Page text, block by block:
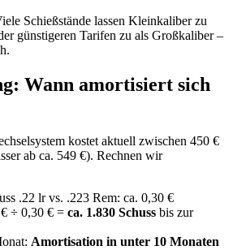
Schießstände lassen Kleinkaliber zu
günstigeren Tarifen zu als Großkaliber –
Wann amortisiert sich
kostet aktuell zwischen 450 €
ab ca. 549 €). Rechnen wir
.22 lr vs. .223 Rem: ca. 0,30 €
÷ 0,30 € = ca. 1.830 Schuss bis zur
Amortisation in unter 10 Monaten